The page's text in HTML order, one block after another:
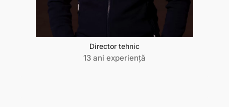
Director tehnic
13 ani experiență